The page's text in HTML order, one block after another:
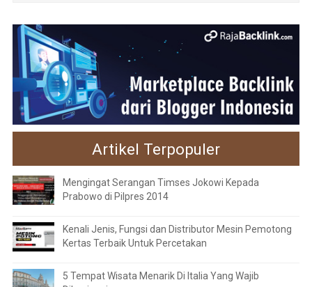
Artikel Terpopuler
Mengingat Serangan Timses Jokowi Kepada
Prabowo di Pilpres 2014
Kenali Jenis, Fungsi dan Distributor Mesin Pemotong
Kertas Terbaik Untuk Percetakan
5 Tempat Wisata Menarik Di Italia Yang Wajib